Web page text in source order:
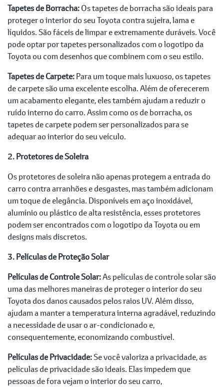
Tapetes de Borracha:Os tapetes de borracha são ideais para
proteger o interior do seu Toyota contra sujeira, lama e
líquidos. São fáceis de limpar e extremamente duráveis. Você
pode optar por tapetes personalizados com o logotipo da
Toyota ou com desenhos que combinem com o seu estilo.
Tapetes de Carpete:Para um toque mais luxuoso, os tapetes
de carpete são uma excelente escolha. Além de oferecerem
um acabamento elegante, eles também ajudam a reduzir o
ruído interno do carro. Assim como os de borracha, os
tapetes de carpete podem ser personalizados para se
adequar ao interior do seu veículo.
2. Protetores de Soleira
Os protetores de soleira não apenas protegem a entrada do
carro contra arranhões e desgastes, mas também adicionam
um toque de elegância. Disponíveis em aço inoxidável,
alumínio ou plástico de alta resistência, esses protetores
podem ser encontrados com o logotipo da Toyota ou em
designs mais discretos.
3. Películas de Proteção Solar
Películas de Controle Solar:As películas de controle solar são
uma das melhores maneiras de proteger o interior do seu
Toyota dos danos causados pelos raios UV. Além disso,
ajudam a manter a temperatura interna agradável, reduzindo
a necessidade de usar o ar-condicionado e,
consequentemente, economizando combustível.
Películas de Privacidade:Se você valoriza a privacidade, as
películas de privacidade são ideais. Elas impedem que
pessoas de fora vejam o interior do seu carro,